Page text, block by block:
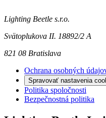
Lighting Beetle s.r.o.
Svätoplukova II. 18892/2 A
821 08 Bratislava
Ochrana osobných
Spravovať nastavenia
Politika spoločnosti
Bezpečnostná politika